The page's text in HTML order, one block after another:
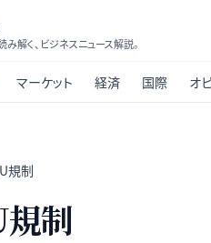
み解く、ビジネスニュース解説。
マーケット 経済 国際 オ
規制
制